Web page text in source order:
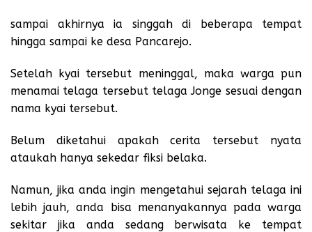
sampai akhirnya ia singgah di beberapa tempat
hingga sampai ke desa Pancarejo.
Setelah kyai tersebut meninggal, maka warga pun
menamai telaga tersebut telaga Jonge sesuai dengan
nama kyai tersebut.
Belum diketahui apakah cerita tersebut nyata
ataukah hanya sekedar fiksi belaka.
Namun, jika anda ingin mengetahui sejarah telaga ini
lebih jauh, anda bisa menanyakannya pada warga
sekitar jika anda sedang berwisata ke tempat